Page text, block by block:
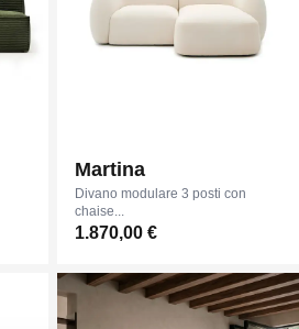
Martina
Divano modulare 3 posti con
chaise...
1.870,00 €